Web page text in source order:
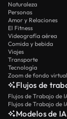
Naturaleza
Personas
Amor y Relaciones
El Fitness
Videografía aérea
Comida y bebida
Viajes
Transporte
Tecnología
Zoom de fondo virtual
Flujos de
Flujos de Trabajo de
Flujos de Trabajo de
Modelos de IA